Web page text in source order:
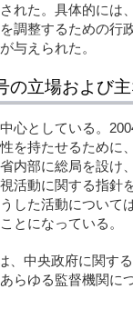
れた。具体的には
調整するための行
与えられた。
の立場および
心としている。
を持たせるために
内部に総局を設け
活動に関する指針
した活動について
とになっている。
、中央政府に関す
らゆる監督機関に